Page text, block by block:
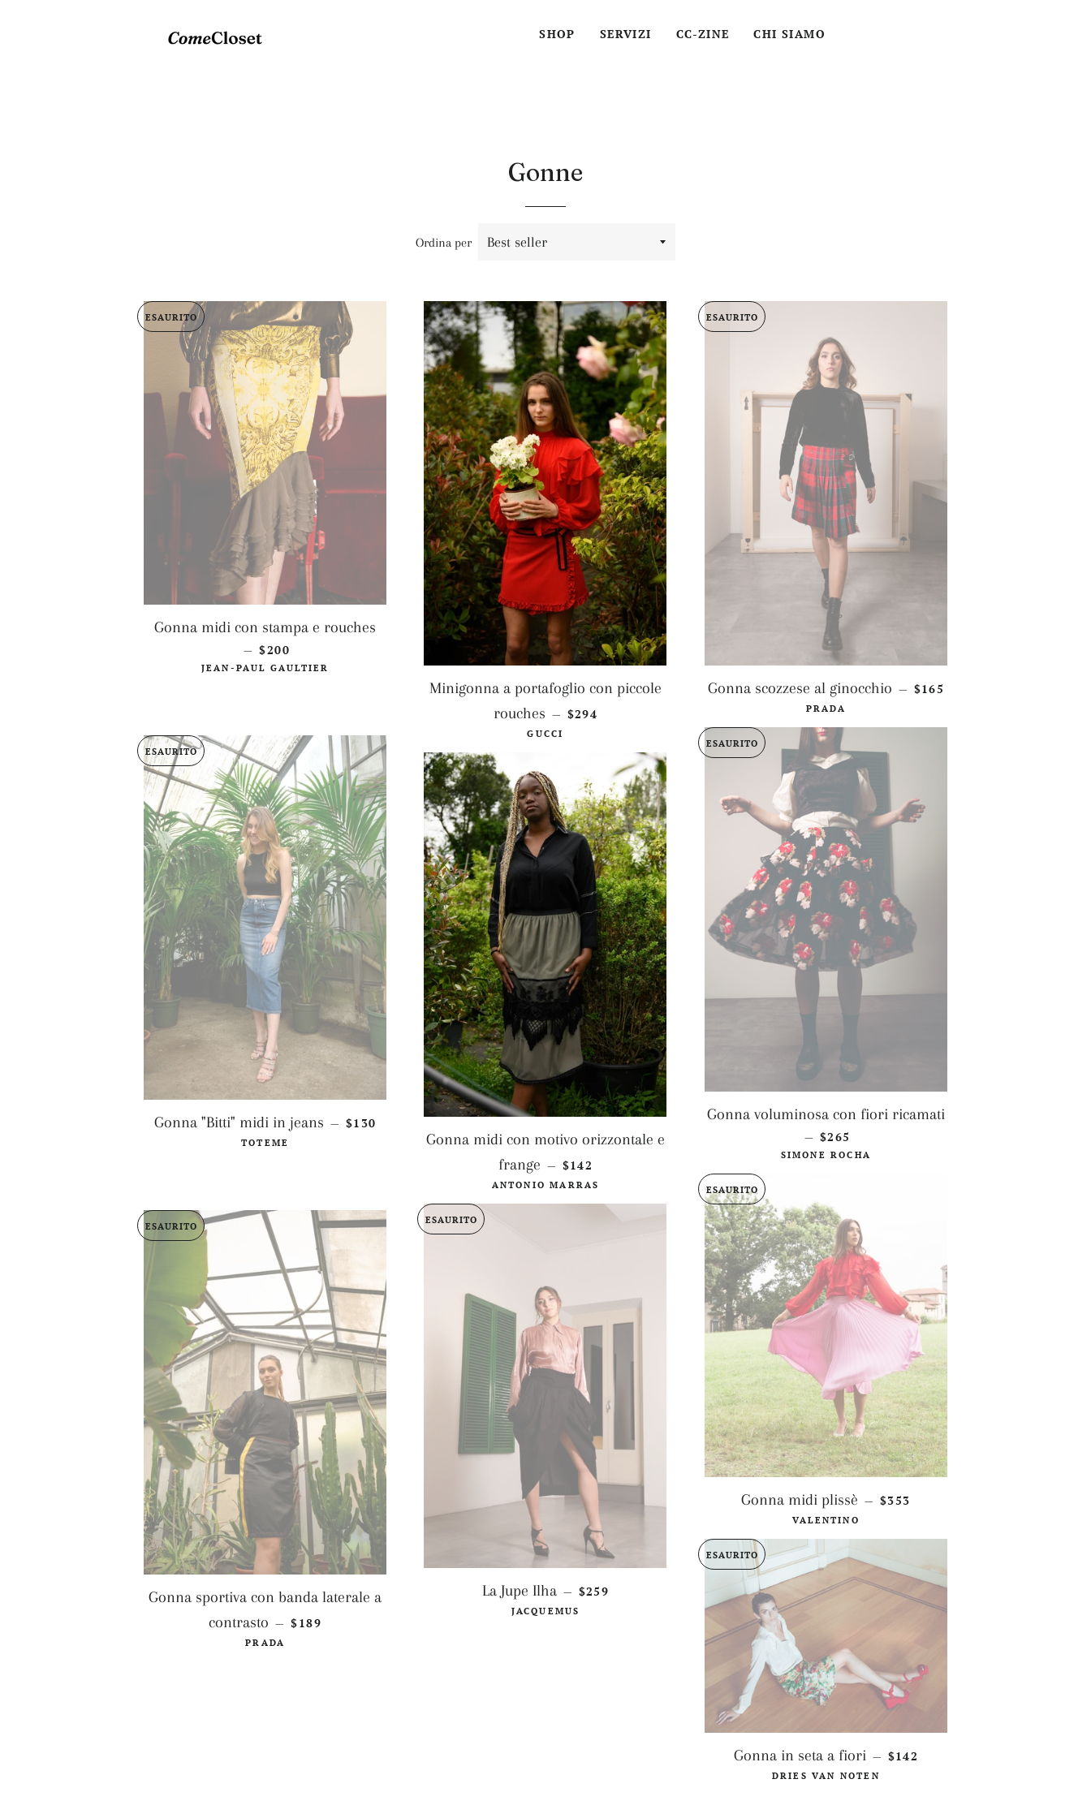
SHOP SERVIZI CC-ZINE CHI SIAMO
Gonne
Ordina per
ESAURITO
Gonna midi con stampa e rouches
— PREZZO DI LISTINO
$200
JEAN-PAUL GAULTIER
ESAURITO
Gonna "Bitti" midi in jeans — PREZZO DI LISTINO
$130
TOTEME
ESAURITO
Gonna sportiva con banda laterale a
contrasto — PREZZO DI LISTINO
$189
PRADA
Minigonna a portafoglio con piccole
rouches — PREZZO DI LISTINO
$294
GUCCI
Gonna midi con motivo orizzontale e
frange — PREZZO DI LISTINO
$142
ANTONIO MARRAS
ESAURITO
La Jupe Ilha — PREZZO DI LISTINO
$259
JACQUEMUS
ESAURITO
Gonna scozzese al ginocchio — PREZZO DI LISTINO
$165
PRADA
ESAURITO
Gonna voluminosa con fiori ricamati
— PREZZO DI LISTINO
$265
SIMONE ROCHA
ESAURITO
Gonna midi plissè — PREZZO DI LISTINO
$353
VALENTINO
ESAURITO
Gonna in seta a fiori — PREZZO DI LISTINO
$142
DRIES VAN NOTEN